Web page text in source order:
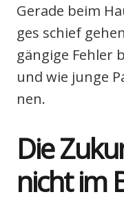
Gera­de beim
ges schief
gän­gi­ge Feh­ler
und wie jun­ge
nen.
Die
nicht im